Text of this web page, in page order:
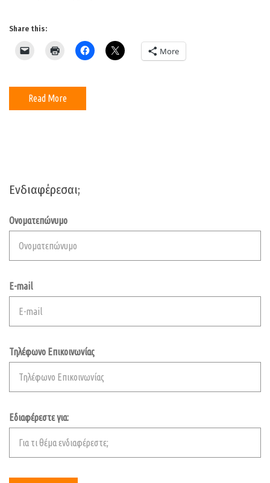
Share this:
More
Read More
Ενδιαφέρεσαι;
Ονοματεπώνυμο
E-mail
Τηλέφωνο Επικοινωνίας
Εδιαφέρεστε για: